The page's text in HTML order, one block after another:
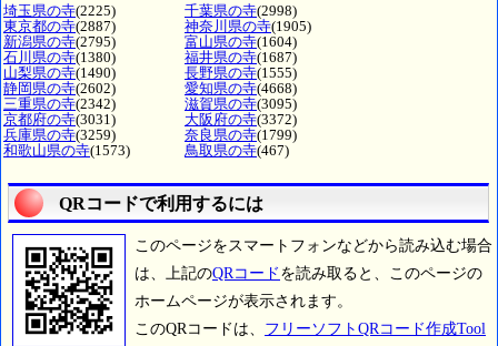
埼玉県の寺(2225) 千葉県の寺(2998)
東京都の寺(2887) 神奈川県の寺(1905)
新潟県の寺(2795) 富山県の寺(1604)
石川県の寺(1380) 福井県の寺(1687)
山梨県の寺(1490) 長野県の寺(1555)
静岡県の寺(2602) 愛知県の寺(4668)
三重県の寺(2342) 滋賀県の寺(3095)
京都府の寺(3031) 大阪府の寺(3372)
兵庫県の寺(3259) 奈良県の寺(1799)
和歌山県の寺(1573) 鳥取県の寺(467)
QRコードで利用するには
このページをスマートフォンなどから読み込む場合
は、上記のQRコード を読み取ると、このページの
ホームページが表示されます。
このQRコードは、 フリーソフトQRコード作成Tool